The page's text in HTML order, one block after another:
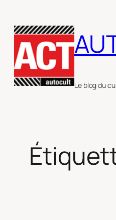
au
contenu
Le blog du